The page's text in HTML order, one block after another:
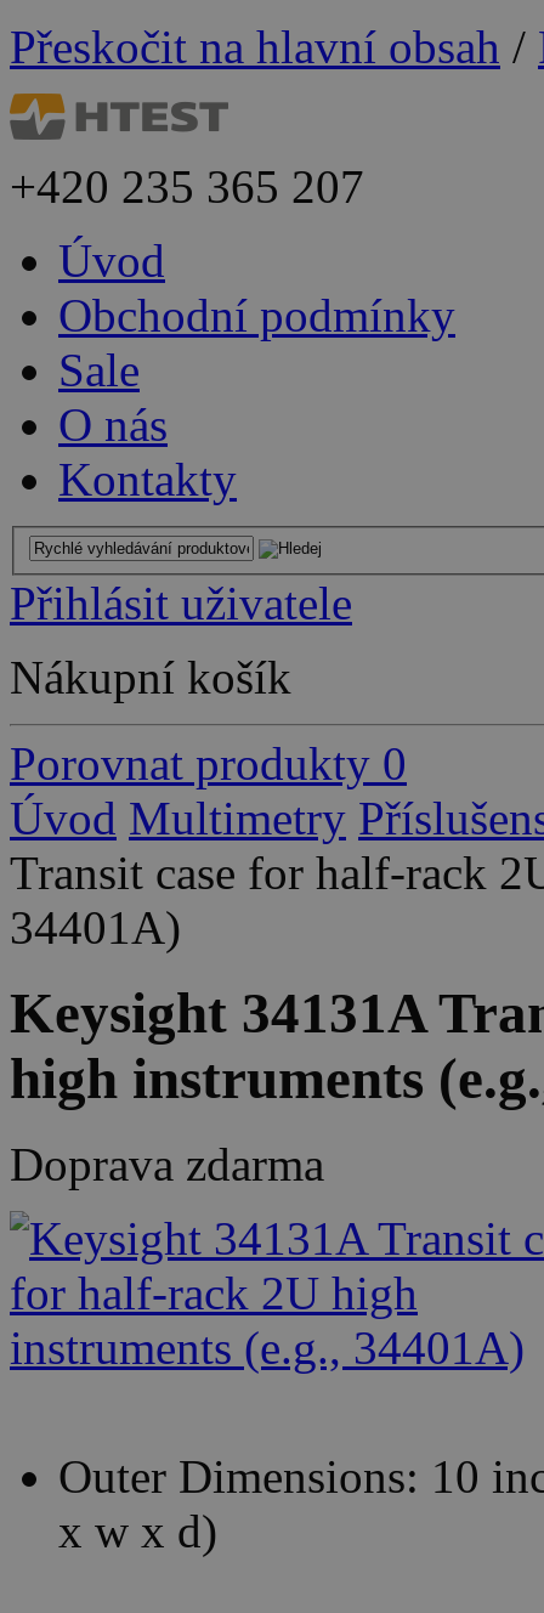
Přeskočit na hlavní obsah /
+420 235 365 207
Úvod
Obchodní podmínky
Sale
O nás
Kontakty
Přihlásit uživatele
Nákupní košík
Porovnat produkty 0
Úvod Multimetry
Transit case for half-rack
34401A)
Keysight 34131A
high instruments
Doprava zdarma
Outer Dimensions: 10
x w x d)